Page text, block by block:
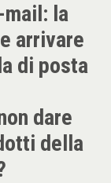
la
arrivare
di posta
dare
della